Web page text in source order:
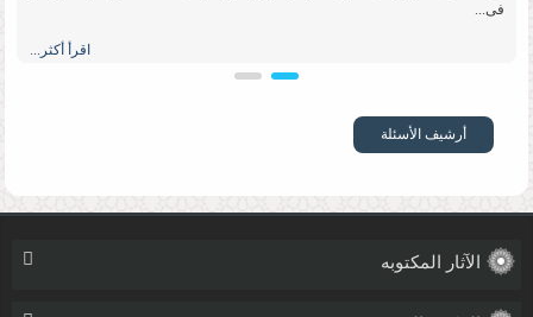
فی...
اقرأ أكثر...
السلام علیكم ورحمة الله وبركاته ما رأی سماحتكم بوجوب تقلید الأعلم ؟ وماالدلیل
؟ الرجاء التوضیح بشیء من التفصیل ﻋلاء حسن الجامعة العالمیة للعلوم الإسلامیة
حرمة التطبیر
أرشیف الأسئلة
الآثار المکتوبه